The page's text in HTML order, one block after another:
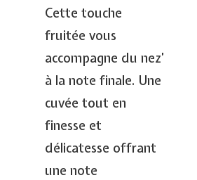
Cette touche
fruitée vous
accompagne du nez’
à la note finale. Une
cuvée tout en
finesse et
délicatesse offrant
une note